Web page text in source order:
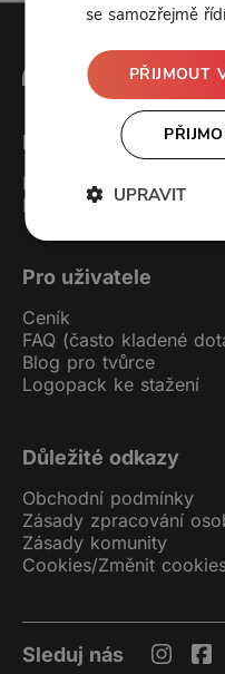
Forendors
Kontakt
Podcast studio
Pro uživatele
Ceník
FAQ (často kladené
Blog pro tvůrce
Logopack ke stažení
Důležité odkazy
Obchodní podmínky
Zásady zpracování
Zásady komunity
Cookies/Změnit
Sleduj nás
se samozřejmě
PŘIJMOUT
UPRAVIT